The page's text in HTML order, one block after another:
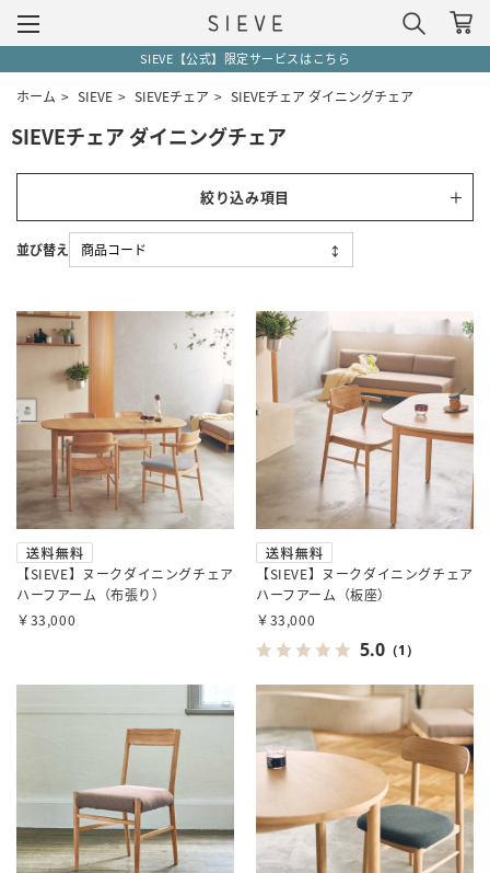
SIEVE【公式】限定サービスはこちら
ホーム > SIEVE > SIEVEチェア > SIEVEチェア ダイニングチェア
SIEVEチェア ダイニングチェア
絞り込み項目
【SIEVE】ヌークダイニングチェア
ハーフアーム（布張り）
￥33,000
【SIEVE】ヌークダイニングチェア
ハーフアーム（板座）
￥33,000
5.0 （1）